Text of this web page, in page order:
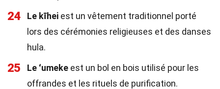
24 Le kīhei est un vêtement traditionnel porté
lors des cérémonies religieuses et des danses
hula.
25 Le ʻumeke est un bol en bois utilisé pour les
offrandes et les rituels de purification.